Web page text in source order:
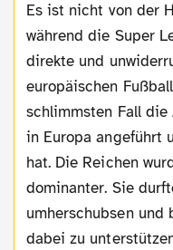
Es ist nicht von der Hand zu weisen, dass –
während die Super
direkte und
europäischen
schlimmsten Fall die
in Europa angeführt
hat. Die Reichen
dominanter. Sie
umherschubsen und
dabei zu